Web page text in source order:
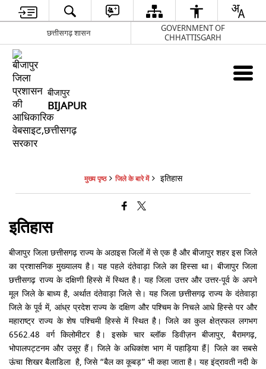
छत्तीसगढ़ शासन
GOVERNMENT OF
CHHATTISGARH
बीजापुर
BIJAPUR
मुख्य पृष्ठ जिले के बारे में इतिहास
इतिहास
बीजापुर जिला छत्तीसगढ़ राज्य के अठाइस जिलों में से एक है और बीजापुर शहर इस जिले
का प्रशासनिक मुख्यालय है। यह पहले दंतेवाड़ा जिले का हिस्सा था। बीजापुर जिला
छत्तीसगढ़ राज्य के दक्षिणी हिस्से में स्थित है। यह जिला उत्तर और उत्तर-पूर्व के अपने
मूल जिले के बाध्य है, अर्थात दंतेवाड़ा जिले से। यह जिला छत्तीसगढ़ राज्य के दंतेवाड़ा
जिले के पूर्व में, आंध्र प्रदेश राज्य के दक्षिण और पश्चिम के निचले आधे हिस्से पर और
महाराष्ट्र राज्य के शेष पश्चिमी हिस्से में स्थित है। जिले का कुल क्षेत्रफल लगभग
6562.48 वर्ग किलोमीटर है। इसके चार ब्लॉक डिवीज़न बीजापुर, बैरामगढ़,
भोपालपट्टनम और उसूर हैं। जिले के अधिकांश भाग में पहाड़िया हैं| जिले का सबसे
ऊंचा शिखर बैलाडिला है, जिसे “बैल का कूबड़” भी कहा जाता है। यह इंद्रावती नदी के